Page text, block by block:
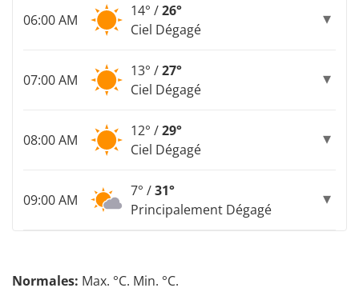
06:00 AM
14° /26°
Ciel Dégagé
07:00 AM
13° /27°
Ciel Dégagé
08:00 AM
12° /29°
Ciel Dégagé
09:00 AM
7° /31°
Principalement Dégagé
Normales: Max. °C. Min. °C.